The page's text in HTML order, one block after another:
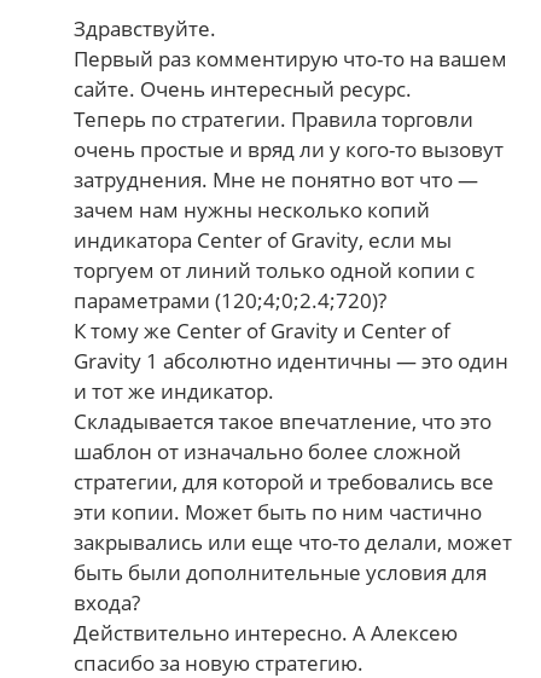
Здравствуйте.
Первый раз комментирую что-то на вашем
сайте. Очень интересный ресурс.
Теперь по стратегии. Правила торговли
очень простые и вряд ли у кого-то вызовут
затруднения. Мне не понятно вот что —
зачем нам нужны несколько копий
индикатора Center of Gravity, если мы
торгуем от линий только одной копии с
параметрами (120;4;0;2.4;720)?
К тому же Center of Gravity и Center of
Gravity 1 абсолютно идентичны — это один
и тот же индикатор.
Складывается такое впечатление, что это
шаблон от изначально более сложной
стратегии, для которой и требовались все
эти копии. Может быть по ним частично
закрывались или еще что-то делали, может
быть были дополнительные условия для
входа?
Действительно интересно. А Алексею
спасибо за новую стратегию.